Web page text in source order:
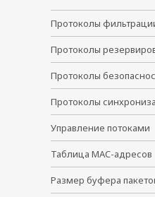
Протоколы
Протоколы
Протоколы
Протоколы
Управление потоками
Таблица MAC-адресов
Размер буфера